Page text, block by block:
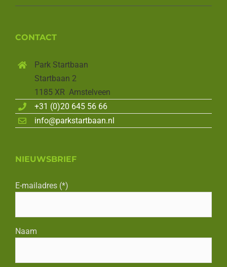
CONTACT
Park Startbaan
Startbaan 2
1185 XR Amstelveen
+31 (0)20 645 56 66
info@parkstartbaan.nl
NIEUWSBRIEF
E-mailadres (*)
Naam